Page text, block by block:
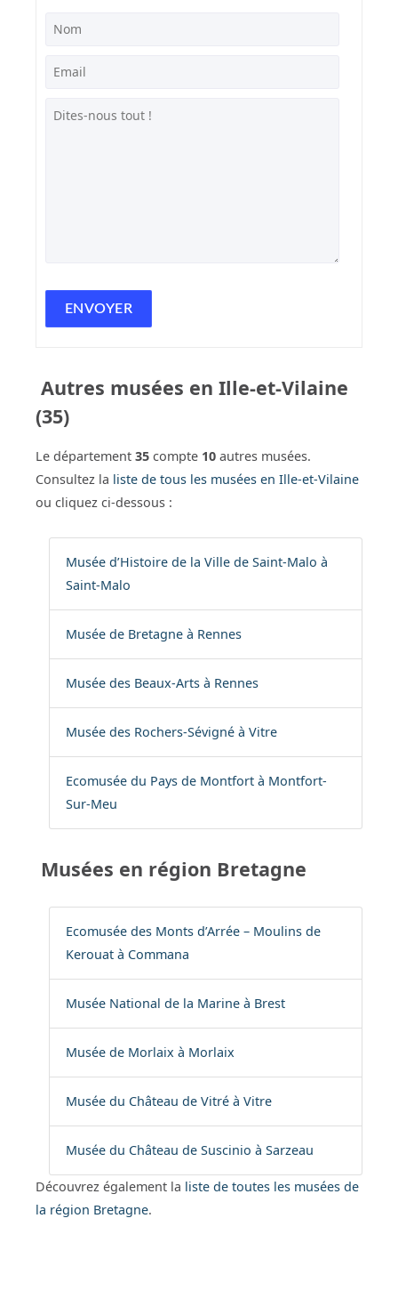
Autres musées en Ille-et-Vilaine
(35)
Le département 35 compte 10 autres musées.
Consultez la liste de tous les musées en Ille-et-Vilaine
ou cliquez ci-dessous :
Musée d’Histoire de la Ville de Saint-Malo à
Saint-Malo
Musée de Bretagne à Rennes
Musée des Beaux-Arts à Rennes
Musée des Rochers-Sévigné à Vitre
Ecomusée du Pays de Montfort à Montfort-
Sur-Meu
Musées en région Bretagne
Ecomusée des Monts d’Arrée – Moulins de
Kerouat à Commana
Musée National de la Marine à Brest
Musée de Morlaix à Morlaix
Musée du Château de Vitré à Vitre
Musée du Château de Suscinio à Sarzeau
Découvrez également la liste de toutes les musées de
la région Bretagne.